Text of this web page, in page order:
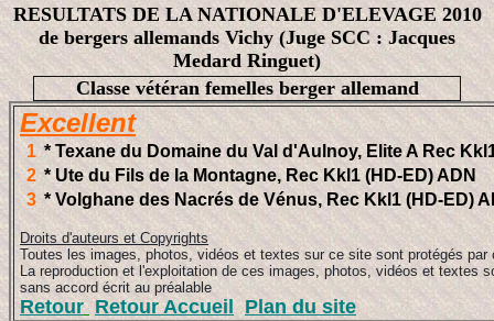
RESULTATS DE LA NATIONALE D'ELEVAGE 2010
de bergers allemands Vichy (Juge SCC : Jacques
Medard Ringuet)
Classe vétéran femelles berger allemand
Excellent
1 * Texane du Domaine du Val d'Aulnoy, Elite A Rec
2 * Ute du Fils de la Montagne, Rec Kkl1 (HD-ED) ADN
3 * Volghane des Nacrés de Vénus, Rec Kkl1 (HD-ED)
Droits d'auteurs et Copyrights
Toutes les images, photos, vidéos et textes sur ce site sont protégés par
La reproduction et l'exploitation de ces images, photos, vidéos et textes
sans accord écrit au préalable
Retour Retour Accueil Plan du site